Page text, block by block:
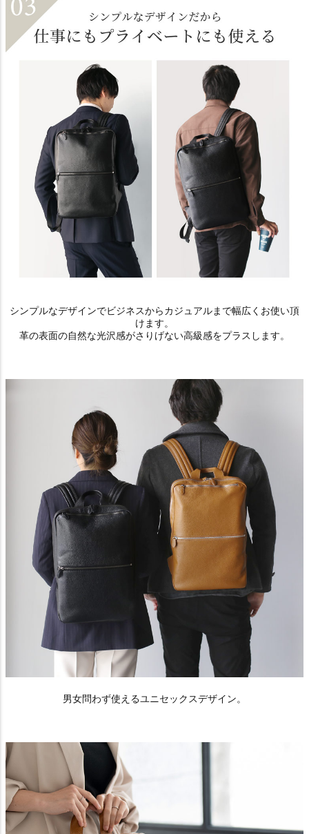
シンプルなデザインでビジネスからカジュアルまで幅広くお使い頂
けます。
革の表面の自然な光沢感がさりげない高級感をプラスします。
男女問わず使えるユニセックスデザイン。